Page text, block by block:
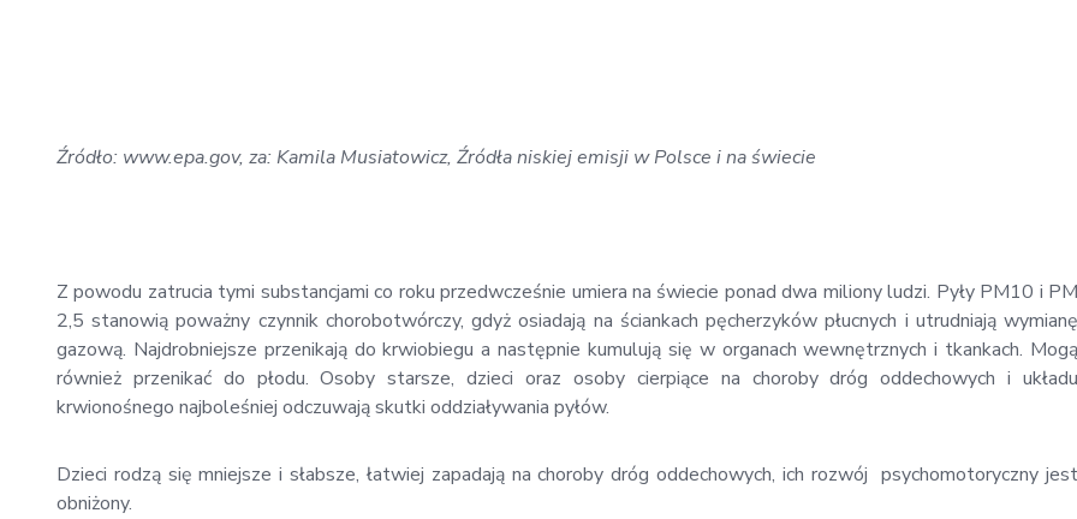
Źródło: www.epa.gov, za: Kamila Musiatowicz, Źródła niskiej emisji w Polsce i na świecie
Z powodu zatrucia tymi substancjami co roku przedwcześnie umiera na świecie ponad dwa miliony ludzi. Pyły PM10 i PM
2,5 stanowią poważny czynnik chorobotwórczy, gdyż osiadają na ściankach pęcherzyków płucnych i utrudniają wymianę
gazową. Najdrobniejsze przenikają do krwiobiegu a następnie kumulują się w organach wewnętrznych i tkankach. Mogą
również przenikać do płodu. Osoby starsze, dzieci oraz osoby cierpiące na choroby dróg oddechowych i układu
krwionośnego najboleśniej odczuwają skutki oddziaływania pyłów.
Dzieci rodzą się mniejsze i słabsze, łatwiej zapadają na choroby dróg oddechowych, ich rozwój psychomotoryczny jest
obniżony.